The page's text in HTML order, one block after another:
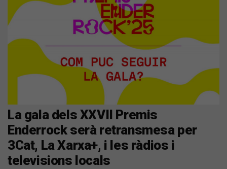
La gala dels XXVII Premis
Enderrock serà retransmesa per
3Cat, La Xarxa+, i les ràdios i
televisions locals